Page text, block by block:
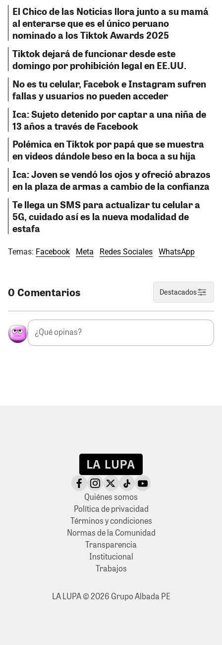
El Chico de las Noticias llora junto a su mamá
al enterarse que es el único peruano
nominado a los Tiktok Awards 2025
Tiktok dejará de funcionar desde este
domingo por prohibición legal en EE.UU.
No es tu celular, Facebok e Instagram sufren
fallas y usuarios no pueden acceder
Ica: Sujeto detenido por captar a una niña de
13 años a través de Facebook
Polémica en Tiktok por papá que se muestra
en videos dándole beso en la boca a su hija
Ica: Joven se vendó los ojos y ofreció abrazos
en la plaza de armas a cambio de la confianza
Te llega un SMS para actualizar tu celular a
5G, cuidado así es la nueva modalidad de
estafa
Temas: Facebook Meta Redes Sociales WhatsApp
0 Comentarios Destacados
Quiénes somos
Política de privacidad
Términos y condiciones
Normas de la Comunidad
Transparencia
Institucional
Trabajos
LA LUPA © 2026 Grupo Albada PE